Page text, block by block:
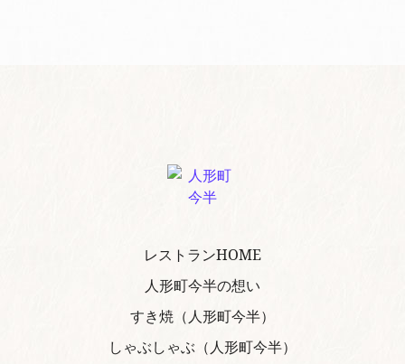
レストランHOME
人形町今半の想い
すき焼（人形町今半）
しゃぶしゃぶ（人形町今半）